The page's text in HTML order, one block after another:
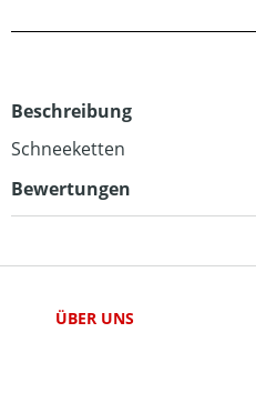
Beschreibung
Schneeketten
Bewertungen
ÜBER UNS